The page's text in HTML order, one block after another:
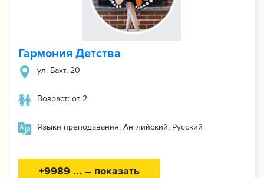
Гармония Детства
ул. ​Бахт, 20
Возраст: от 2
Языки преподавания: Английский, Русский
+9989 ... – показать